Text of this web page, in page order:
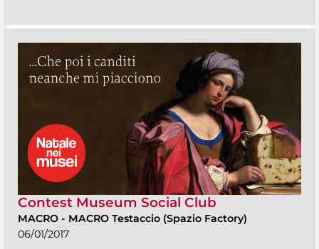
Contest Museum Social Club
MACRO - MACRO Testaccio (Spazio Factory)
06/01/2017